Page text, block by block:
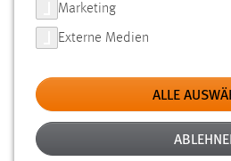
FILTER
Typ
Erstellungsdatum
Marketing
Externe Medien
ALLE